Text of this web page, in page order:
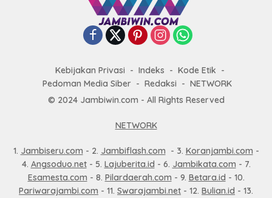
Kebijakan Privasi Indeks
Kode Etik
Pedoman Media Siber
Redaksi
NETWORK
© 2024 Jambiwin.com - All Rights Reserved
NETWORK
1. Jambiseru.com - 2. Jambiflash.com - 3. Koranjambi.com -
4. Angsoduo.net- 5. Lajuberita.id - 6. Jambikata.com - 7.
Esamesta.com - 8. Pilardaerah.com - 9. Betara.id - 10.
Pariwarajambi.com - 11. Swarajambi.net - 12. Bulian.id - 13.